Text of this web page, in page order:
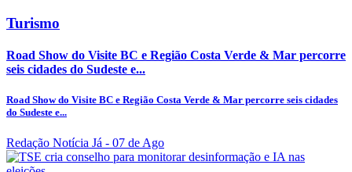
Turismo
Road Show do Visite BC e Região Costa Verde & Mar percorre
seis cidades do Sudeste e...
Road Show do Visite BC e Região Costa Verde & Mar percorre seis cidades
do Sudeste e...
Redação Notícia Já - 07 de Ago